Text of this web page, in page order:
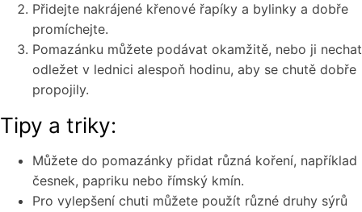
Přidejte nakrájené křenové řapíky a bylinky a dobře
promíchejte.
Pomazánku můžete podávat okamžitě, nebo ji nechat
odležet v lednici alespoň hodinu, aby se chutě dobře
propojily.
Tipy a triky:
Můžete do pomazánky přidat různá koření, například
česnek, papriku nebo římský kmín.
Pro vylepšení chuti můžete použít různé druhy sýrů